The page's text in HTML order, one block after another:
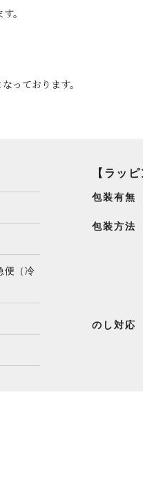
。
っております。
便（冷
【ラッ
包装有無
包装方法
のし対応